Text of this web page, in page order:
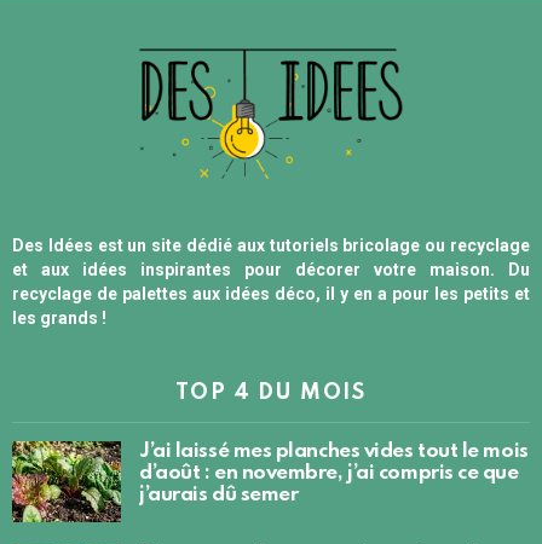
Des Idées est un site dédié aux tutoriels bricolage ou recyclage
et aux idées inspirantes pour décorer votre maison. Du
recyclage de palettes aux idées déco, il y en a pour les petits et
les grands !
TOP 4 DU MOIS
J’ai laissé mes planches vides tout le mois
d’août : en novembre, j’ai compris ce que
j’aurais dû semer